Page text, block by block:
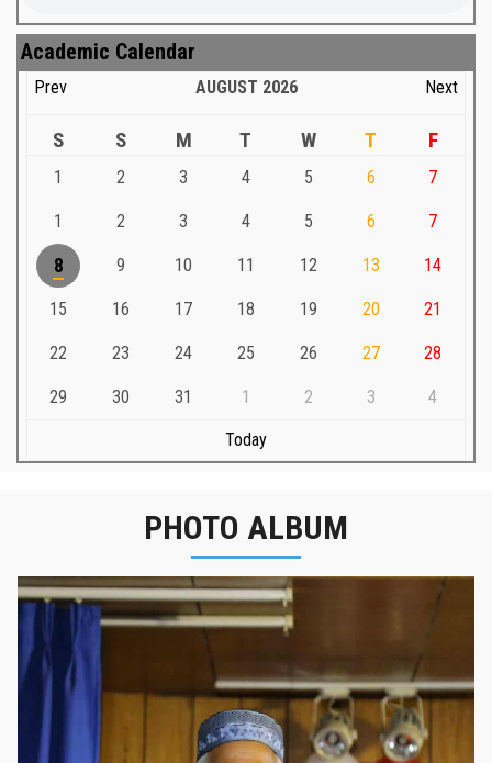
Academic Calendar
Prev AUGUST 2026 Next
S S M T W T F
1 2 3 4 5 6 7
1 2 3 4 5 6 7
8 9 10 11 12 13 14
15 16 17 18 19 20 21
22 23 24 25 26 27 28
29 30 31 1 2 3 4
Today
PHOTO ALBUM